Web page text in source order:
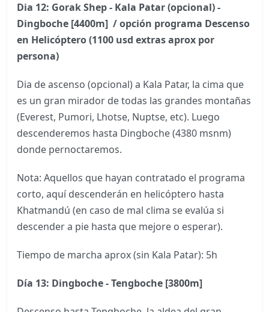
Dia 12: Gorak Shep - Kala Patar (opcional) -
Dingboche [4400m] / opción programa Descenso
en Helicóptero (1100 usd extras aprox por
persona)
Dia de ascenso (opcional) a Kala Patar, la cima que
es un gran mirador de todas las grandes montañas
(Everest, Pumori, Lhotse, Nuptse, etc). Luego
descenderemos hasta Dingboche (4380 msnm)
donde pernoctaremos.
Nota: Aquellos que hayan contratado el programa
corto, aquí descenderán en helicóptero hasta
Khatmandú (en caso de mal clima se evalúa si
descender a pie hasta que mejore o esperar).
Tiempo de marcha aprox (sin Kala Patar): 5h
Día 13: Dingboche - Tengboche [3800m]